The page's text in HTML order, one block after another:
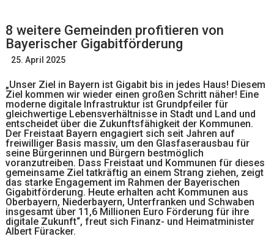
8 weitere Gemeinden profitieren von
Bayerischer Gigabitförderung
25. April 2025
„Unser Ziel in Bayern ist Gigabit bis in jedes Haus! Diesem
Ziel kommen wir wieder einen großen Schritt näher! Eine
moderne digitale Infrastruktur ist Grundpfeiler für
gleichwertige Lebensverhältnisse in Stadt und Land und
entscheidet über die Zukunftsfähigkeit der Kommunen.
Der Freistaat Bayern engagiert sich seit Jahren auf
freiwilliger Basis massiv, um den Glasfaserausbau für
seine Bürgerinnen und Bürgern bestmöglich
voranzutreiben. Dass Freistaat und Kommunen für dieses
gemeinsame Ziel tatkräftig an einem Strang ziehen, zeigt
das starke Engagement im Rahmen der Bayerischen
Gigabitförderung. Heute erhalten acht Kommunen aus
Oberbayern, Niederbayern, Unterfranken und Schwaben
insgesamt über 11,6 Millionen Euro Förderung für ihre
digitale Zukunft“, freut sich Finanz- und Heimatminister
Albert Füracker.